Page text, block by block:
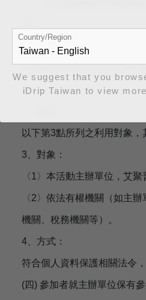
〈2〉依相關法令所定或因執
間或依個別契約約定之保存
準〉。
以下第3點所列之利用對象，
3、對象：
〈1〉本活動主辦單位，艾聚
〈2〉依法有權機關（如主
機關、稅務機關等）。
4、方式：
符合個人資料保護相關法令
(四) 參加者就主辦單位保有
Country/Region
We suggest that you
iDrip Taiwan to view